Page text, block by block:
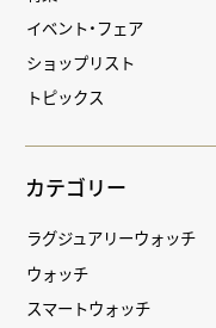
イベント・フェア
ショップリスト
トピックス
カテゴリー
ラグジュアリーウォッチ
ウォッチ
スマートウォッチ